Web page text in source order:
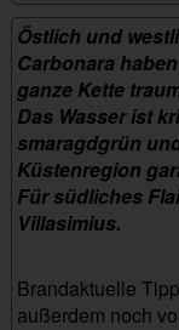
Östlich und
Carbonara
ganze Kette
Das Wasser ist
smaragdgrün
Küstenregion
Für südliches
Villasimius.
Brandaktuelle
außerdem noch